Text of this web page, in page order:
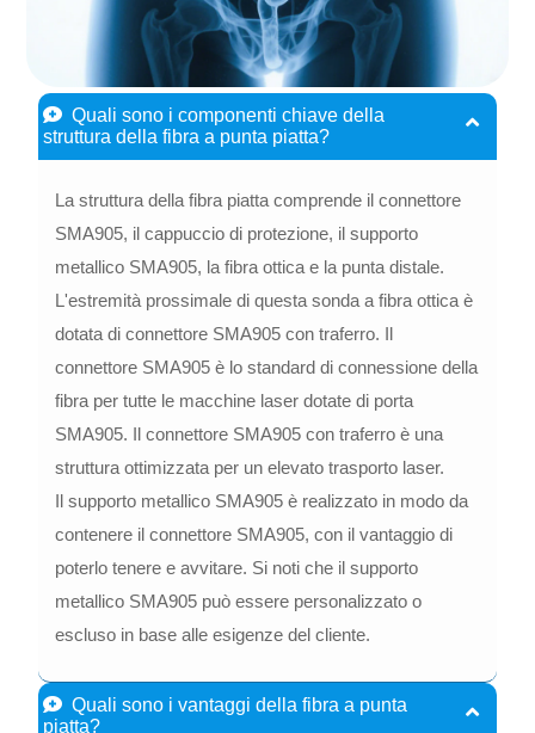
Quali sono i componenti chiave della
struttura della fibra a punta piatta?
La struttura della fibra piatta comprende il connettore
SMA905, il cappuccio di protezione, il supporto
metallico SMA905, la fibra ottica e la punta distale.
L'estremità prossimale di questa sonda a fibra ottica è
dotata di connettore SMA905 con traferro. Il
connettore SMA905 è lo standard di connessione della
fibra per tutte le macchine laser dotate di porta
SMA905. Il connettore SMA905 con traferro è una
struttura ottimizzata per un elevato trasporto laser.
Il supporto metallico SMA905 è realizzato in modo da
contenere il connettore SMA905, con il vantaggio di
poterlo tenere e avvitare. Si noti che il supporto
metallico SMA905 può essere personalizzato o
escluso in base alle esigenze del cliente.
Quali sono i vantaggi della fibra a punta
piatta?